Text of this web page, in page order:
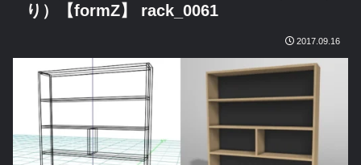
り）【formZ】 rack_0061
2017.09.16